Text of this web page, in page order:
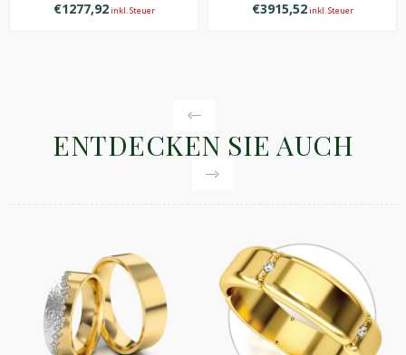
€1277,92inkl. Steuer €3915,52inkl. Steuer
ENTDECKEN SIE AUCH